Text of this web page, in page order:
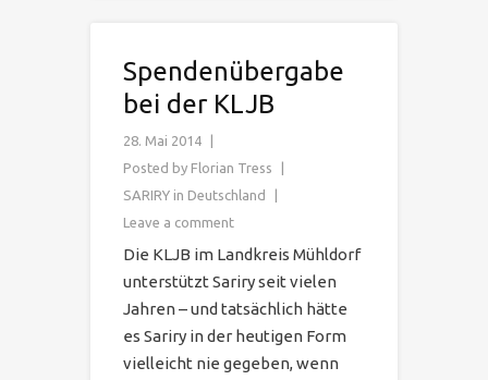
Spendenübergabe
bei der KLJB
28. Mai 2014
Posted by Florian Tress
SARIRY in Deutschland
Leave a comment
Die KLJB im Landkreis Mühldorf
unterstützt Sariry seit vielen
Jahren – und tatsächlich hätte
es Sariry in der heutigen Form
vielleicht nie gegeben, wenn